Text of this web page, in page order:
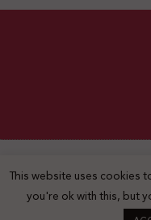
This website uses cookies
you're ok with this, but